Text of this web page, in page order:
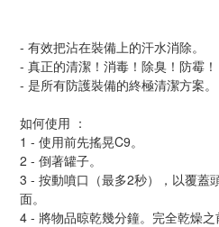
- 有效把沾在裝備上的汗水消除。
- 真正的清潔！消毒！除臭！防霉！
- 是所有防護裝備的終極清潔方案。
如何使用 ：
1 - 使用前先搖晃C9。
2 - 倒著罐子。
3 - 按動噴口（最多2秒），以覆蓋
面。
4 - 將物品晾乾幾分鐘。完全乾燥之